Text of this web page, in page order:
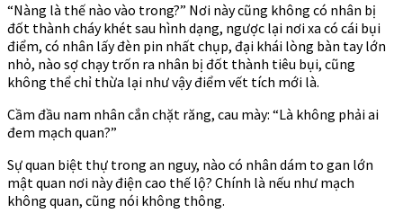
“Nàng là thế nào vào trong?” Nơi này cũng không có nhân bị
đốt thành cháy khét sau hình dạng, ngược lại nơi xa có cái bụi
điểm, có nhân lấy đèn pin nhất chụp, đại khái lòng bàn tay lớn
nhỏ, nào sợ chạy trốn ra nhân bị đốt thành tiêu bụi, cũng
không thể chỉ thừa lại như vậy điểm vết tích mới là.
Cầm đầu nam nhân cắn chặt răng, cau mày: “Là không phải ai
đem mạch quan?”
Sự quan biệt thự trong an nguy, nào có nhân dám to gan lớn
mật quan nơi này điện cao thế lộ? Chính là nếu như mạch
không quan, cũng nói không thông.